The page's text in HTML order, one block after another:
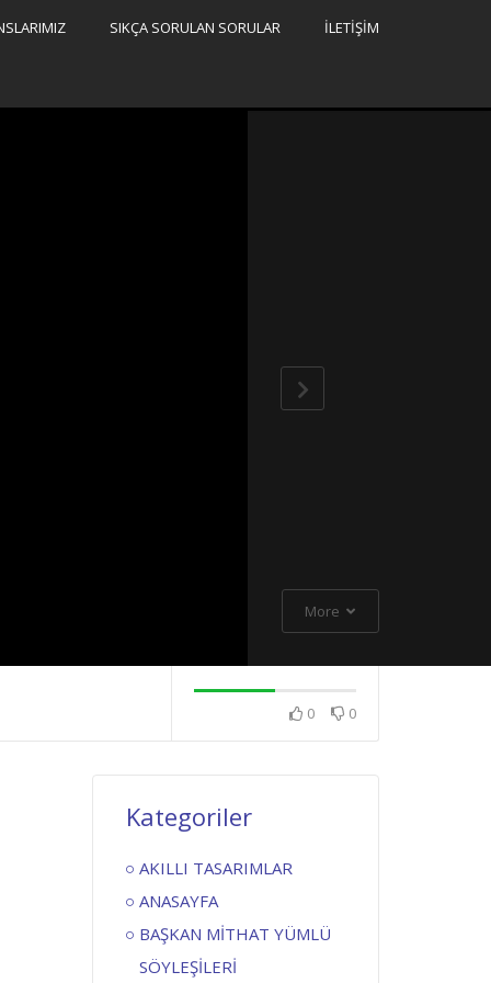
SIKÇA SORULAN SORULAR İLETİŞİM
More
0 0
Kategoriler
AKILLI TASARIMLAR
ANASAYFA
BAŞKAN MİTHAT YÜMLÜ
SÖYLEŞİLERİ